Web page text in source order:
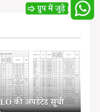
की अपडेटेड सूची